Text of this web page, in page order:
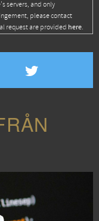
servers, and only
please contact
request are provided here.